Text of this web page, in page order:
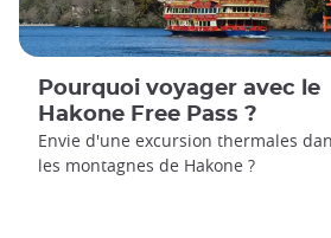
Pourquoi voyager avec le
Hakone Free Pass ?
Envie d'une excursion thermales
les montagnes de Hakone ?